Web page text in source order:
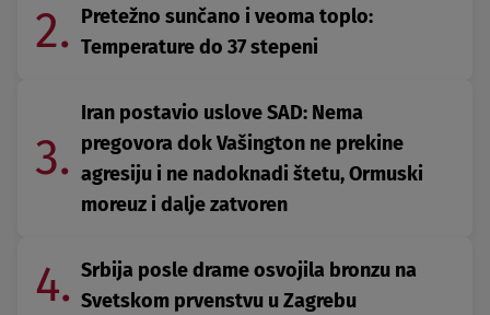
2. Pretežno sunčano i veoma toplo:
Temperature do 37 stepeni
3.
Iran postavio uslove SAD: Nema
pregovora dok Vašington ne prekine
agresiju i ne nadoknadi štetu, Ormuski
moreuz i dalje zatvoren
4. Srbija posle drame osvojila bronzu na
Svetskom prvenstvu u Zagrebu